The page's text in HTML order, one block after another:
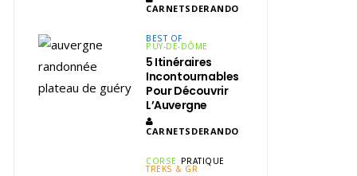
CARNETSDERANDO
BEST OF
PUY-DE-DÔME
5 Itinéraires
Incontournables
Pour Découvrir
L’Auvergne
CARNETSDERANDO
CORSE PRATIQUE
TREKS & GR